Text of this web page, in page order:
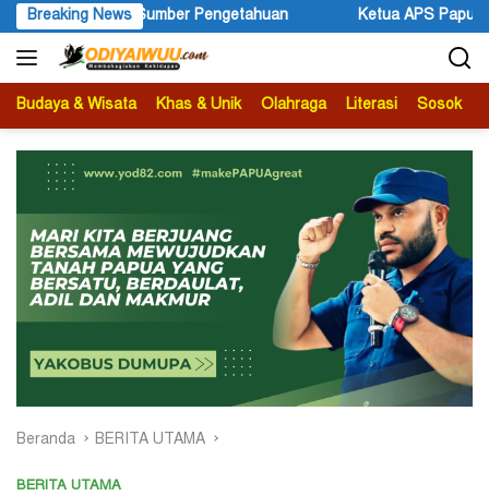
Langsung
ke
konten
Breaking News
Ketua APS Papua Pegunungan Sonni Lokobal: Kalau Mau
Budaya & Wisata Khas & Unik Olahraga Literasi Sosok
Beranda BERITA UTAMA
BERITA UTAMA